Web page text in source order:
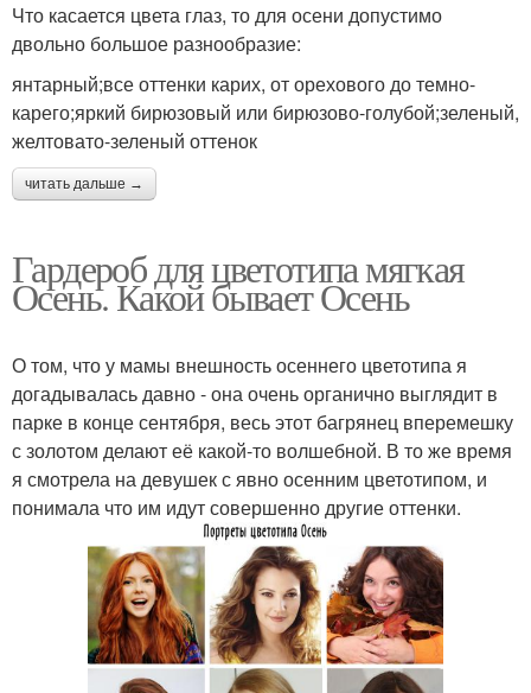
Что касается цвета глаз, то для осени допустимо
двольно большое разнообразие:
янтарный;все оттенки карих, от орехового до темно-
карего;яркий бирюзовый или бирюзово-голубой;зеленый,
желтовато-зеленый оттенок
читать дальше →
Гардероб для цветотипа мягкая
Осень. Какой бывает Осень
О том, что у мамы внешность осеннего цветотипа я
догадывалась давно - она очень органично выглядит в
парке в конце сентября, весь этот багрянец вперемешку
с золотом делают её какой-то волшебной. В то же время
я смотрела на девушек с явно осенним цветотипом, и
понимала что им идут совершенно другие оттенки.